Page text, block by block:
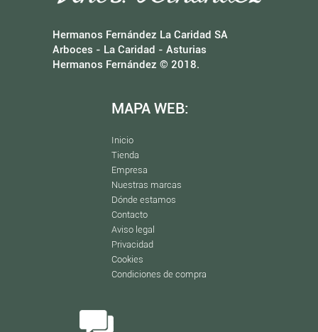
Hermanos Fernández La Caridad SA
Arboces - La Caridad - Asturias
Hermanos Fernández © 2018.
MAPA WEB:
Inicio
Tienda
Empresa
Nuestras marcas
Dónde estamos
Contacto
Aviso legal
Privacidad
Cookies
Condiciones de compra